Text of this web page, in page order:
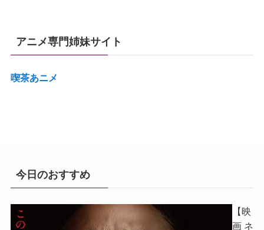
アニメ専門姉妹サイト
喫茶あニメ
今日のおすすめ
【映
画 ネ